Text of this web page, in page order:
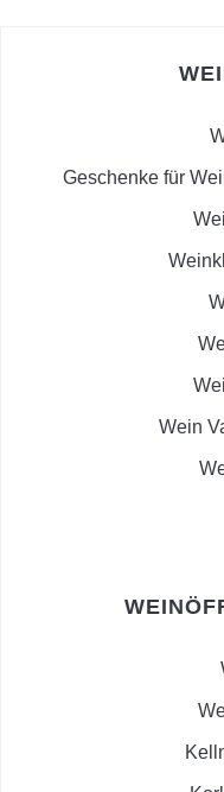
Geschenke für
Wein